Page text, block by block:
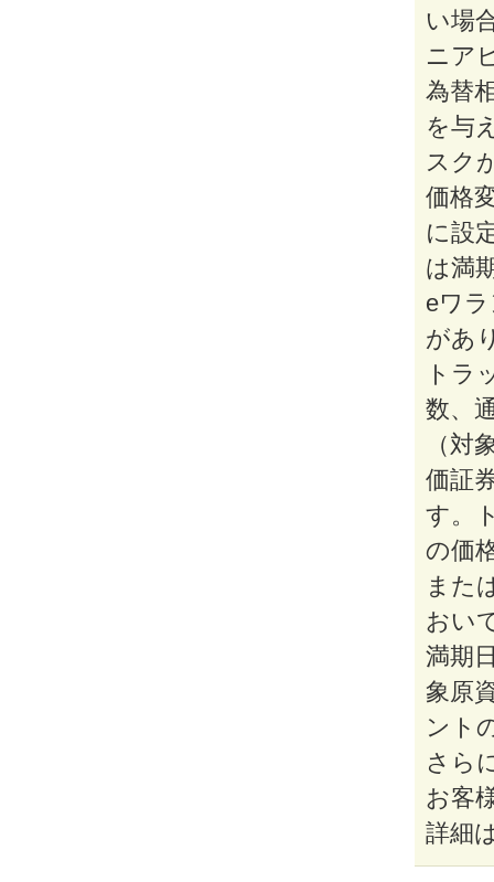
い場
ニア
為替
を与
スク
価格
に設
は満
eワ
があ
トラ
数、
（対
価証
す。
の価
また
おい
満期
象原
ント
さら
お客
詳細